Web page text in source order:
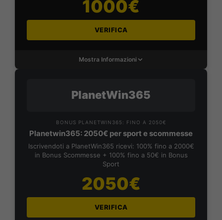
1000€
VERIFICA
Mostra Informazioni
PlanetWin365
BONUS PLANETWIN365: FINO A 2050€
Planetwin365: 2050€ per sport e scommesse
Iscrivendoti a PlanetWin365 ricevi: 100% fino a 2000€
in Bonus Scommesse + 100% fino a 50€ in Bonus
Sport
2050€
VERIFICA